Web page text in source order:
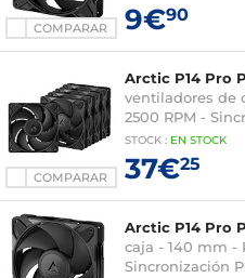
COMPARAR 9€90
COMPARAR
Arctic P14 Pro
ventiladores de
2500 RPM -
STOCK : EN STOCK
37€25
Arctic P14 Pro
caja - 140 mm -
Sincronización